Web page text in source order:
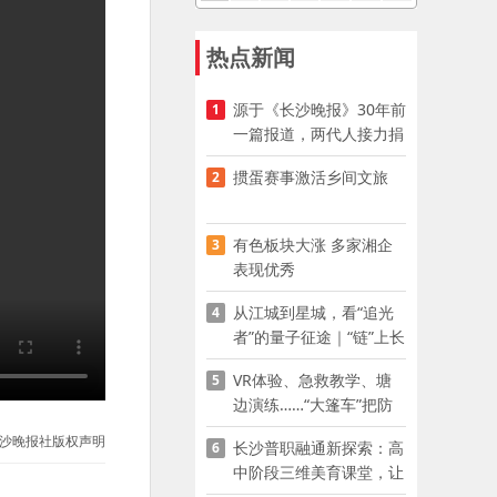
晚报社版权声明
热点新闻
1
源于《长沙晚报》30年前
一篇报道，两代人接力捐
资助学
2 掼蛋赛事激活乡间文旅
3
有色板块大涨 多家湘企
表现优秀
4
从江城到星城，看“追光
者”的量子征途｜“链”上长
沙 “才”够硬核
5
VR体验、急救教学、塘
边演练……“大篷车”把防
溺水课堂搬到乡村青少年
家门口
6
长沙普职融通新探索：高
中阶段三维美育课堂，让